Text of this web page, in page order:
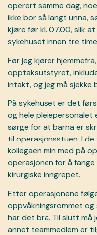
operert samme dag,
ikke bor så langt unna,
kjøre før kl. 07.00, slik
sykehuset innen tre
Før jeg kjører
opptaksutstyret,
intakt, og jeg må sjekke
På sykehuset er det
og hele pleiepersonalet
sørge for at barna er
til operasjonsstuen. I
kollegaen min med på
operasjonen for å
kirurgiske inngrepet.
Etter operasjonene
oppvåkningsrommet
har det bra. Til slutt må
annet teammedlem er